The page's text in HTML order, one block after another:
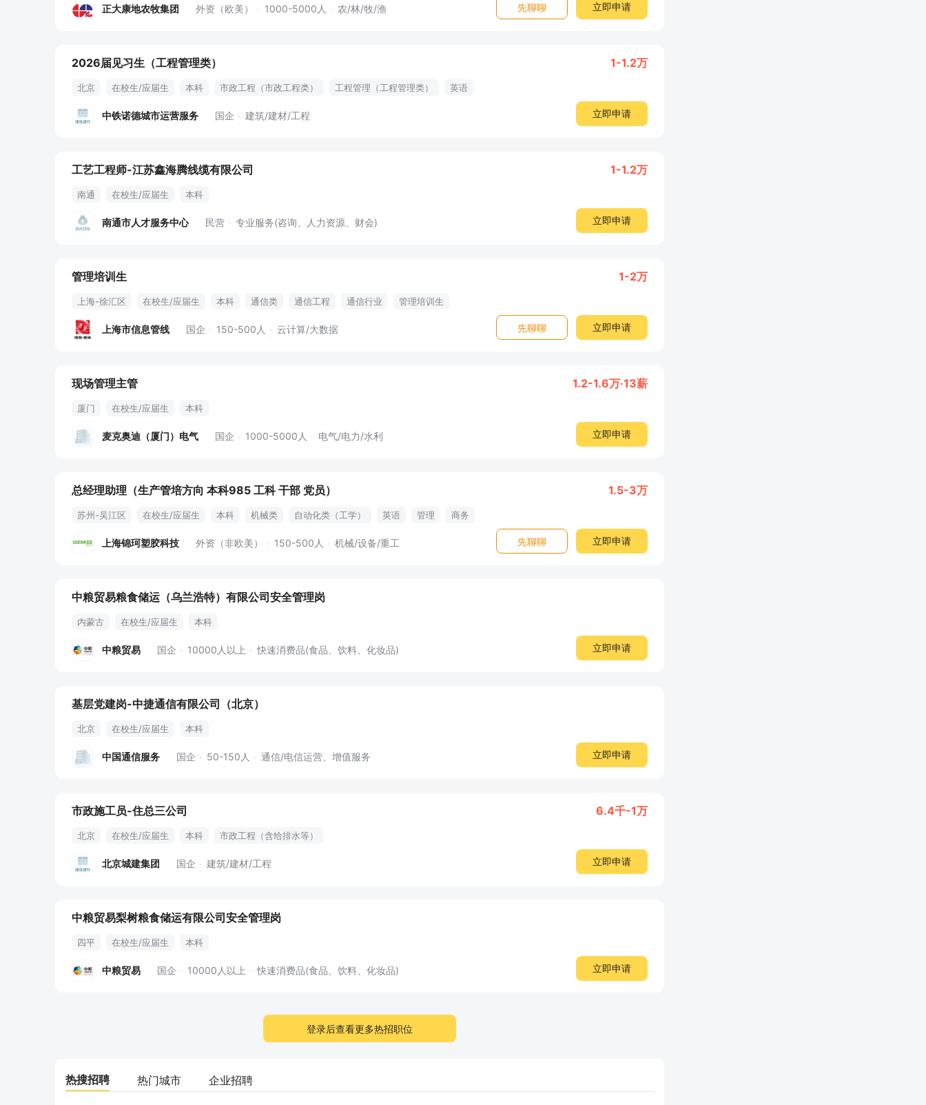
正大康地农牧集团 外资（欧美） 1000-5000人 农/林/牧/渔 先聊聊 立即申请
2026届见习生（工程管理类）
北京 在校生/应届生 本科 市政工程（市政工程类） 工程管理（工程管理类）
英语
企业年金
中铁诺德城市运营服务 国企 建筑/建材/工程
1-1.2万
立即申请
工艺工程师-江苏鑫海腾线缆有限公司
南通 在校生/应届生 本科
南通市人才服务中心 民营 专业服务(咨询、人力资源、财会)
1-1.2万
立即申请
管理培训生
上海-徐汇区 在校生/应届生 本科 通信类 通信工程 通信行业
管理培训生
应届生
上海市信息管线 国企 150-500人 云计算/大数据
1-2万
先聊聊 立即申请
现场管理主管
厦门 在校生/应届生 本科
麦克奥迪（厦门）电气 国企 1000-5000人 电气/电力/水利
1.2-1.6万·13薪
立即申请
总经理助理（生产管培方向 本科985 工科 干部 党员）
苏州-吴江区 在校生/应届生 本科 机械类 自动化类（工学） 英语 管理
商务
上海锦珂塑胶科技 外资（非欧美） 150-500人 机械/设备/重工
1.5-3万
先聊聊 立即申请
中粮贸易粮食储运（乌兰浩特）有限公司安全管理岗
内蒙古 在校生/应届生 本科
中粮贸易 国企 10000人以上 快速消费品(食品、饮料、化妆品) 立即申请
基层党建岗-中捷通信有限公司（北京）
北京 在校生/应届生 本科
中国通信服务 国企 50-150人 通信/电信运营、增值服务 立即申请
市政施工员-住总三公司
北京 在校生/应届生 本科 市政工程（含给排水等）
北京城建集团 国企 建筑/建材/工程
6.4千-1万
立即申请
中粮贸易梨树粮食储运有限公司安全管理岗
四平 在校生/应届生 本科
中粮贸易 国企 10000人以上 快速消费品(食品、饮料、化妆品) 立即申请
登录后查看更多热招职位
热搜招聘 热门城市 企业招聘